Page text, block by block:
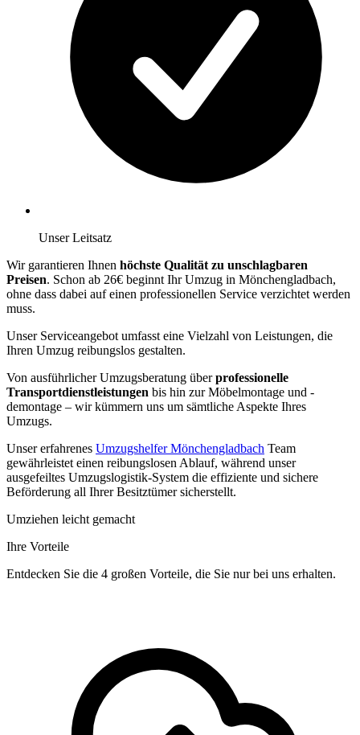
Unser Leitsatz
Wir garantieren Ihnen höchste Qualität zu unschlagbaren
Preisen. Schon ab 26€ beginnt Ihr Umzug in Mönchengladbach,
ohne dass dabei auf einen professionellen Service verzichtet werden
muss.
Unser Serviceangebot umfasst eine Vielzahl von Leistungen, die
Ihren Umzug reibungslos gestalten.
Von ausführlicher Umzugsberatung überprofessionelle
Transportdienstleistungen bis hin zur Möbelmontage und -
demontage – wir kümmern uns um sämtliche Aspekte Ihres
Umzugs.
Unser erfahrenes Umzugshelfer Mönchengladbach Team
gewährleistet einen reibungslosen Ablauf, während unser
ausgefeiltes Umzugslogistik-System die effiziente und sichere
Beförderung all Ihrer Besitztümer sicherstellt.
Umziehen leicht gemacht
Ihre Vorteile
Entdecken Sie die 4 großen Vorteile, die Sie nur bei uns erhalten.